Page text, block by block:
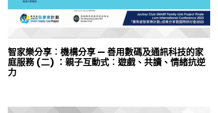
智家樂分享︰機構分享 — 善用數碼及通訊科技的家
庭服務 (二) ：親子互動式︰遊戲、共讀、情緒抗逆
力